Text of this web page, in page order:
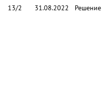
13/2 31.08.2022 Решение